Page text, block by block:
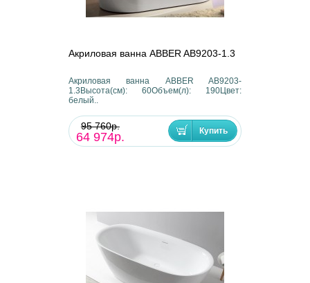
Акриловая ванна ABBER AB9203-1.3
Акриловая ванна ABBER AB9203-
1.3Высота(см): 60Объем(л): 190Цвет:
белый..
95 760р.
64 974р.